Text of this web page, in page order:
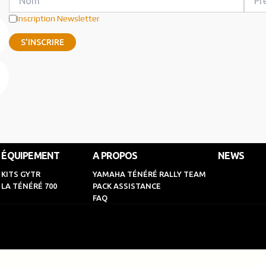
Inscription Newsletter
ÉQUIPEMENT
KITS GYTR
LA TÉNÉRÉ 700
A PROPOS
YAMAHA TÉNÉRÉ RALLY TEAM
PACK ASSISTANCE
FAQ
NEWS